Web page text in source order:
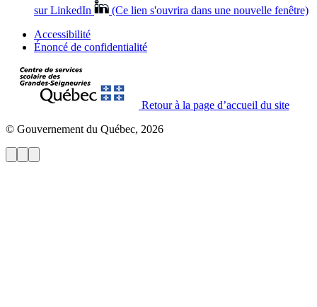
sur LinkedIn
(Ce lien s'ouvrira dans une nouvelle fenêtre)
Accessibilité
Énoncé de confidentialité
Retour à la page d’accueil du site
© Gouvernement du Québec, 2026